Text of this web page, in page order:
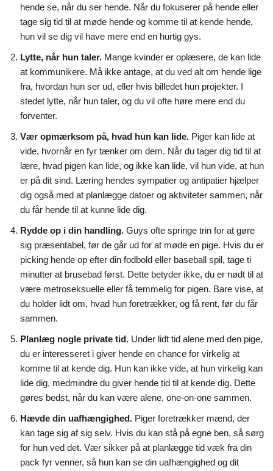
hende se, når du ser hende. Når du fokuserer på hende eller
tage sig tid til at møde hende og komme til at kende hende,
hun vil se dig vil have mere end en hurtig gys.
Lytte, når hun taler. Mange kvinder er oplæsere, de kan lide
at kommunikere. Må ikke antage, at du ved alt om hende lige
fra, hvordan hun ser ud, eller hvis billedet hun projekter. I
stedet lytte, når hun taler, og du vil ofte høre mere end du
forventer.
Vær opmærksom på, hvad hun kan lide. Piger kan lide at
vide, hvornår en fyr tænker om dem. Når du tager dig tid til at
lære, hvad pigen kan lide, og ikke kan lide, vil hun vide, at hun
er på dit sind. Læring hendes sympatier og antipatier hjælper
dig også med at planlægge datoer og aktiviteter sammen, når
du får hende til at kunne lide dig.
Rydde op i din handling. Guys ofte springe trin for at gøre
sig præsentabel, før de går ud for at møde en pige. Hvis du er
picking hende op efter din fodbold eller baseball spil, tage ti
minutter at brusebad først. Dette betyder ikke, du er nødt til at
være metroseksuelle eller få temmelig for pigen. Bare vise, at
du holder lidt om, hvad hun foretrækker, og få rent, før du får
sammen.
Planlæg nogle private tid. Under lidt tid alene med den pige,
du er interesseret i giver hende en chance for virkelig at
komme til at kende dig. Hun kan ikke vide, at hun virkelig kan
lide dig, medmindre du giver hende tid til at kende dig. Dette
gøres bedst, når du kan være alene, one-on-one sammen.
Hævde din uafhængighed. Piger foretrækker mænd, der
kan tage sig af sig selv. Hvis du kan stå på egne ben, så sørg
for hun ved det. Vær sikker på at planlægge tid væk fra din
pack fyr venner, så hun kan se din uafhængighed og dit